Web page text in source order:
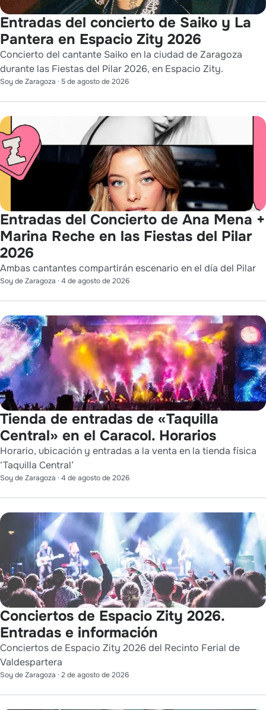
Entradas del concierto de Saiko y La
Pantera en Espacio Zity 2026
Concierto del cantante Saiko en la ciudad de Zaragoza
durante las Fiestas del Pilar 2026, en Espacio Zity.
Soy de Zaragoza · 5 de agosto de 2026
Entradas del Concierto de Ana Mena +
Marina Reche en las Fiestas del Pilar
2026
Ambas cantantes compartirán escenario en el día del Pilar
Soy de Zaragoza · 4 de agosto de 2026
Tienda de entradas de «Taquilla
Central» en el Caracol. Horarios
Horario, ubicación y entradas a la venta en la tienda física
‘Taquilla Central’
Soy de Zaragoza · 4 de agosto de 2026
Conciertos de Espacio Zity 2026.
Entradas e información
Conciertos de Espacio Zity 2026 del Recinto Ferial de
Valdespartera
Soy de Zaragoza · 2 de agosto de 2026